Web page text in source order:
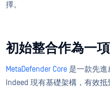
擇。
初始整合作為一
MetaDefender Core 是一款先
Indeed 現有基礎架構，有效